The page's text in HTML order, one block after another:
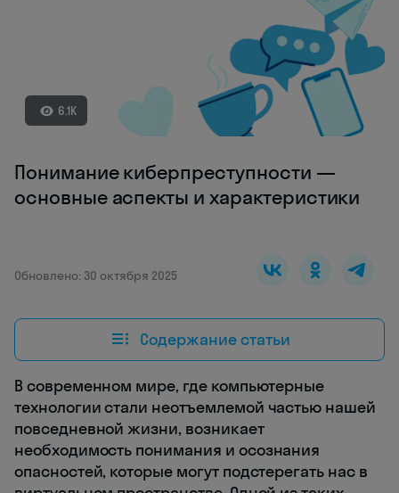
6.1K
Понимание киберпреступности —
основные аспекты и характеристики
Обновлено: 30 октября 2025
Содержание статьи
В современном мире, где компьютерные
технологии стали неотъемлемой частью нашей
повседневной жизни, возникает
необходимость понимания и осознания
опасностей, которые могут подстерегать нас в